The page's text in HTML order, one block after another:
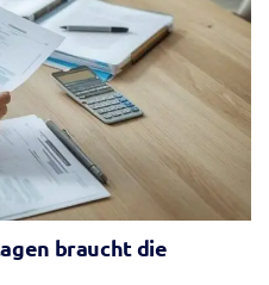
braucht die